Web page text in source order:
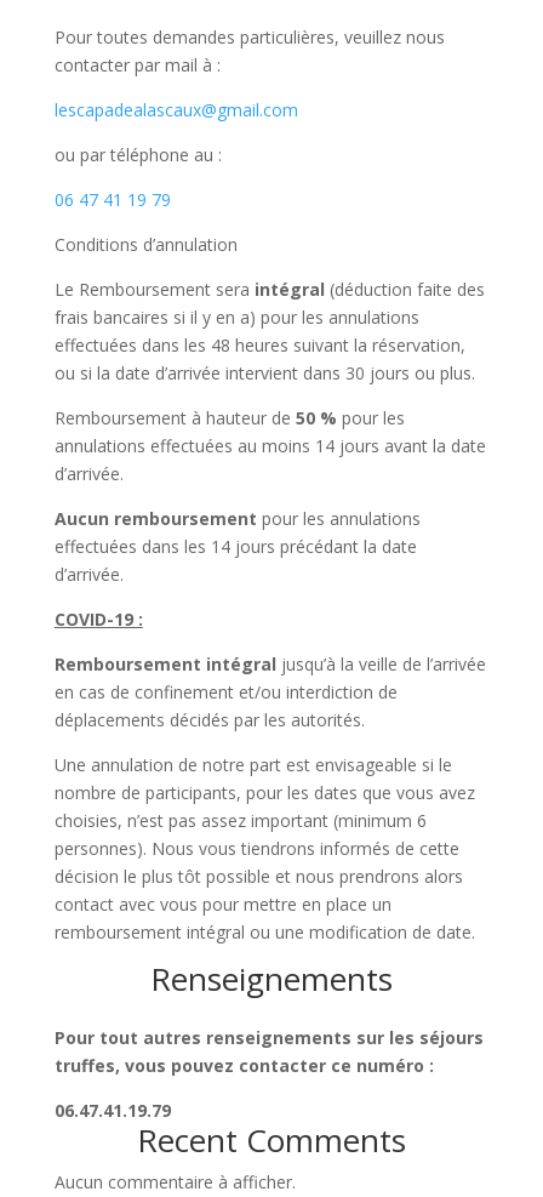
Pour toutes demandes particulières, veuillez nous
contacter par mail à :
lescapadealascaux@gmail.com
ou par téléphone au :
06 47 41 19 79
Conditions d’annulation
Le Remboursement sera intégral (déduction faite des
frais bancaires si il y en a) pour les annulations
effectuées dans les 48 heures suivant la réservation,
ou si la date d’arrivée intervient dans 30 jours ou plus.
Remboursement à hauteur de 50 % pour les
annulations effectuées au moins 14 jours avant la date
d’arrivée.
Aucun remboursement pour les annulations
effectuées dans les 14 jours précédant la date
d’arrivée.
COVID-19 :
Remboursement intégral jusqu’à la veille de l’arrivée
en cas de confinement et/ou interdiction de
déplacements décidés par les autorités.
Une annulation de notre part est envisageable si le
nombre de participants, pour les dates que vous avez
choisies, n’est pas assez important (minimum 6
personnes). Nous vous tiendrons informés de cette
décision le plus tôt possible et nous prendrons alors
contact avec vous pour mettre en place un
remboursement intégral ou une modification de date.
Renseignements
Pour tout autres renseignements sur les séjours
truffes, vous pouvez contacter ce numéro :
06.47.41.19.79
Recent Comments
Aucun commentaire à afficher.